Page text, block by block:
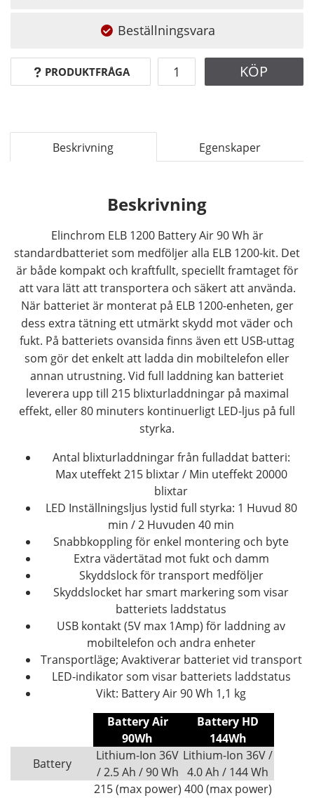
Beställningsvara
PRODUKTFRÅGA KÖP
Beskrivning Egenskaper
Beskrivning
Elinchrom ELB 1200 Battery Air 90 Wh är
standardbatteriet som medföljer alla ELB 1200-kit. Det
är både kompakt och kraftfullt, speciellt framtaget för
att vara lätt att transportera och säkert att använda.
När batteriet är monterat på ELB 1200-enheten, ger
dess extra tätning ett utmärkt skydd mot väder och
fukt. På batteriets ovansida finns även ett USB-uttag
som gör det enkelt att ladda din mobiltelefon eller
annan utrustning. Vid full laddning kan batteriet
leverera upp till 215 blixturladdningar på maximal
effekt, eller 80 minuters kontinuerligt LED-ljus på full
styrka.
Antal blixturladdningar från fulladdat batteri:
Max uteffekt 215 blixtar / Min uteffekt 20000
blixtar
LED Inställningsljus lystid full styrka: 1 Huvud 80
min / 2 Huvuden 40 min
Snabbkoppling för enkel montering och byte
Extra vädertätad mot fukt och damm
Skyddslock för transport medföljer
Skyddslocket har smart markering som visar
batteriets laddstatus
USB kontakt (5V max 1Amp) för laddning av
mobiltelefon och andra enheter
Transportläge; Avaktiverar batteriet vid transport
LED-indikator som visar batteriets laddstatus
Vikt: Battery Air 90 Wh 1,1 kg
Battery Air
90Wh
Battery HD
144Wh
Battery
Lithium-Ion 36V
/ 2.5 Ah / 90 Wh
Lithium-Ion 36V /
4.0 Ah / 144 Wh
215 (max power) 400 (max power)